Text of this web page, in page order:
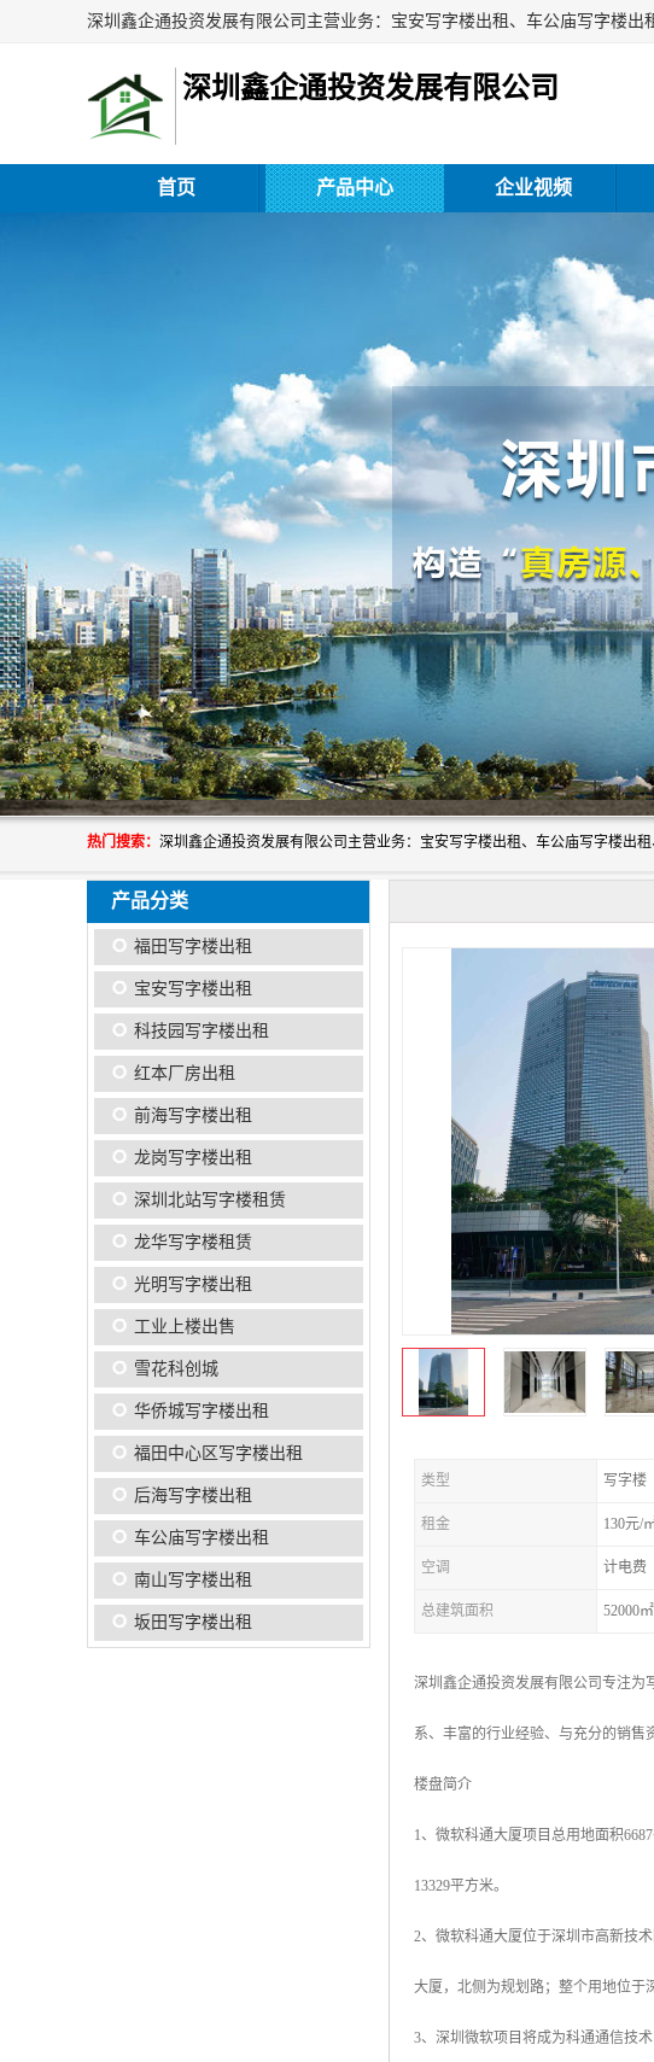
深圳鑫企通投资发展有限公司
首页 产品中心 企业视频
热门搜索：
产品分类
福田写字楼出租
宝安写字楼出租
科技园写字楼出租
红本厂房出租
前海写字楼出租
龙岗写字楼出租
深圳北站写字楼租赁
龙华写字楼租赁
光明写字楼出租
工业上楼出售
雪花科创城
华侨城写字楼出租
福田中心区写字楼出租
后海写字楼出租
车公庙写字楼出租
南山写字楼出租
坂田写字楼出租
类型 写字楼
租金 130元/
空调 计电费
总建筑面积 52000㎡
深圳鑫企通投资发展有限公司专注为
系、丰富的行业经验、与充分的销售
楼盘简介
1、微软科通大厦项目总用地面积
13329平方米。
2、微软科通大厦位于深圳市高新技
大厦，北侧为规划路；整个用地位于
3、深圳微软项目将成为科通通信技